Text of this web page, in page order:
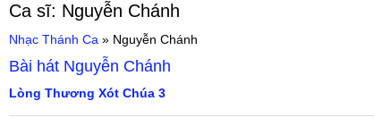
Ca sĩ: Nguyễn Chánh
Nhạc Thánh Ca » Nguyễn Chánh
Bài hát Nguyễn Chánh
Lòng Thương Xót Chúa 3